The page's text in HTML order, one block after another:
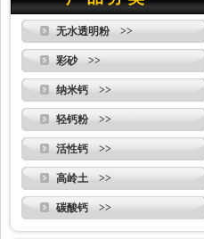
无水透明粉 >>
彩砂 >>
纳米钙 >>
轻钙粉 >>
活性钙 >>
高岭土 >>
碳酸钙 >>